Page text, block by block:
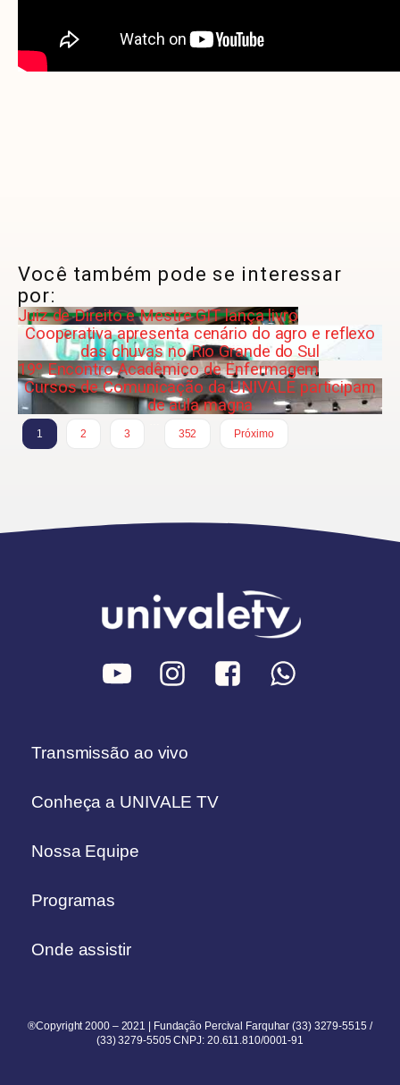
Você também pode se interessar
por:
Juiz de Direito e Mestre GIT lança livro
Cooperativa apresenta cenário do agro e reflexo
das chuvas no Rio Grande do Sul
19º Encontro Acadêmico de Enfermagem
Cursos de Comunicação da UNIVALE participam
de aula magna
1 2 3
352
Próximo
Transmissão ao vivo
Conheça a UNIVALE TV
Nossa Equipe
Programas
Onde assistir
®Copyright 2000 – 2021 | Fundação Percival Farquhar (33) 3279-5515 /
(33) 3279-5505 CNPJ: 20.611.810/0001-91